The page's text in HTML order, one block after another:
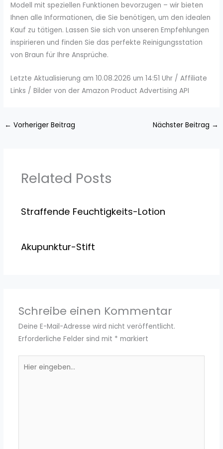
Modell mit speziellen Funktionen bevorzugen – wir bieten
Ihnen alle Informationen, die Sie benötigen, um den idealen
Kauf zu tätigen. Lassen Sie sich von unseren Empfehlungen
inspirieren und finden Sie das perfekte Reinigungsstation
von Braun für Ihre Ansprüche.
Letzte Aktualisierung am 10.08.2026 um 14:51 Uhr / Affiliate
Links / Bilder von der Amazon Product Advertising API
← Vorheriger Beitrag Nächster Beitrag →
Related Posts
Straffende Feuchtigkeits-Lotion
Akupunktur-Stift
Schreibe einen Kommentar
Deine E-Mail-Adresse wird nicht veröffentlicht.
Erforderliche Felder sind mit * markiert
eingeben…